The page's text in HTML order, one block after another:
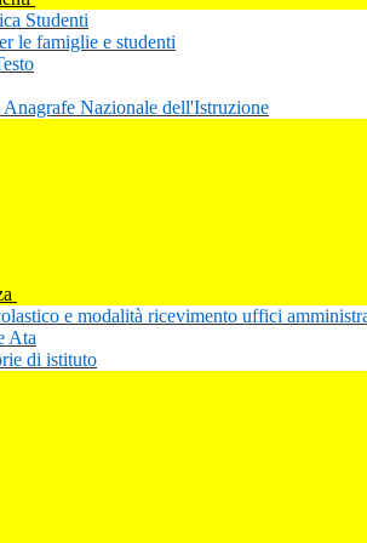
Studenti
le famiglie e studenti
Nazionale dell'Istruzione
e modalità ricevimento uffici
Ata
di istituto